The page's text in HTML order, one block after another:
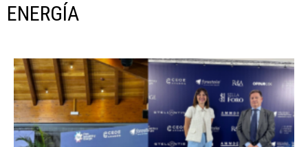
ENERGÍA